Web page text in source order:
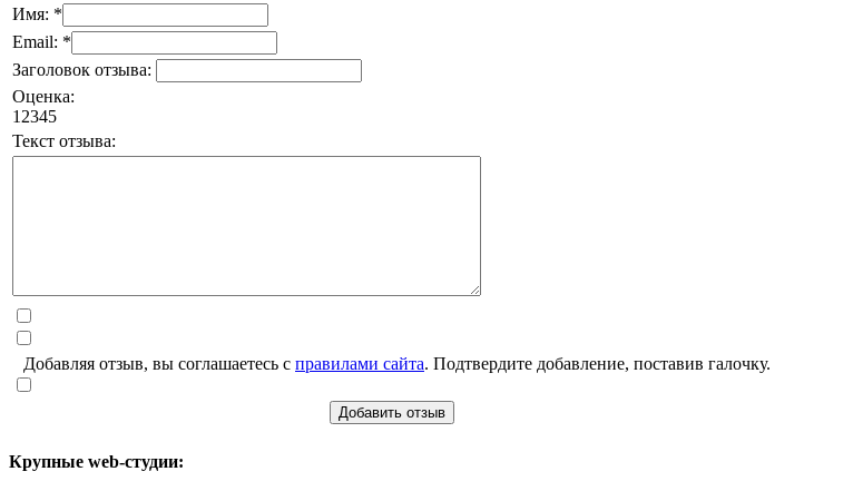
Имя: *
Email: *
Заголовок отзыва:
Оценка:
1 2345
Текст отзыва:
Добавляя отзыв, вы соглашаетесь с правилами сайта. Подтвердите добавление, поставив галочку.
Добавить отзыв
Крупные web-студии: